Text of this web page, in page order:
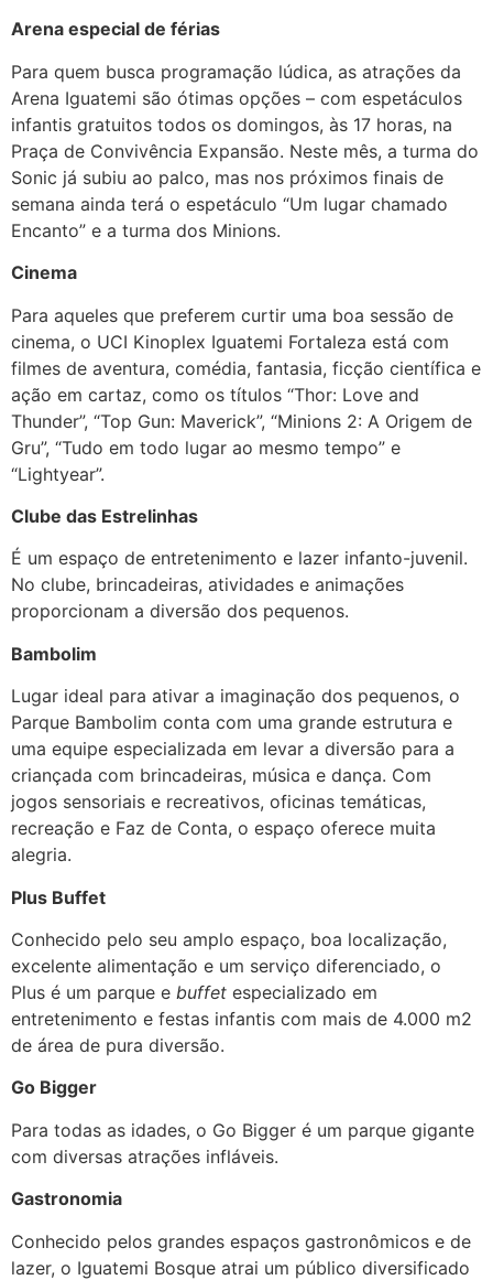
Arena especial de férias
Para quem busca programação lúdica, as atrações da
Arena Iguatemi são ótimas opções – com espetáculos
infantis gratuitos todos os domingos, às 17 horas, na
Praça de Convivência Expansão. Neste mês, a turma do
Sonic já subiu ao palco, mas nos próximos finais de
semana ainda terá o espetáculo “Um lugar chamado
Encanto” e a turma dos Minions.
Cinema
Para aqueles que preferem curtir uma boa sessão de
cinema, o UCI Kinoplex Iguatemi Fortaleza está com
filmes de aventura, comédia, fantasia, ficção científica e
ação em cartaz, como os títulos “Thor: Love and
Thunder”, “Top Gun: Maverick”, “Minions 2: A Origem de
Gru”, “Tudo em todo lugar ao mesmo tempo” e
“Lightyear”.
Clube das Estrelinhas
É um espaço de entretenimento e lazer infanto-juvenil.
No clube, brincadeiras, atividades e animações
proporcionam a diversão dos pequenos.
Bambolim
Lugar ideal para ativar a imaginação dos pequenos, o
Parque Bambolim conta com uma grande estrutura e
uma equipe especializada em levar a diversão para a
criançada com brincadeiras, música e dança. Com
jogos sensoriais e recreativos, oficinas temáticas,
recreação e Faz de Conta, o espaço oferece muita
alegria.
Plus Buffet
Conhecido pelo seu amplo espaço, boa localização,
excelente alimentação e um serviço diferenciado, o
Plus é um parque e buffet especializado em
entretenimento e festas infantis com mais de 4.000 m2
de área de pura diversão.
Go Bigger
Para todas as idades, o Go Bigger é um parque gigante
com diversas atrações infláveis.
Gastronomia
Conhecido pelos grandes espaços gastronômicos e de
lazer, o Iguatemi Bosque atrai um público diversificado